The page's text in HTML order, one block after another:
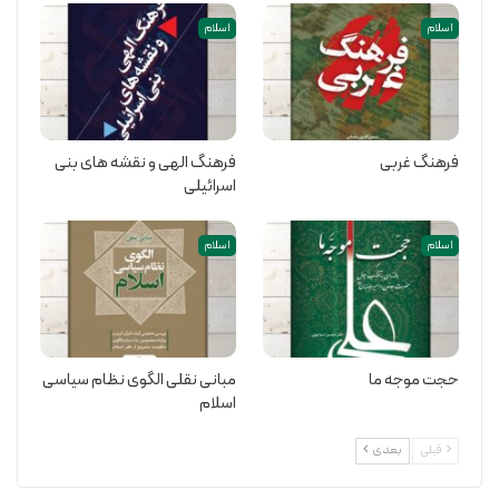
اسلام
فرهنگ غربی
اسلام
فرهنگ الهی و نقشه های بنی
اسرائیلی
اسلام
حجت موجه ما
اسلام
مبانی نقلی الگوی نظام سیاسی
اسلام
قبلی بعدی